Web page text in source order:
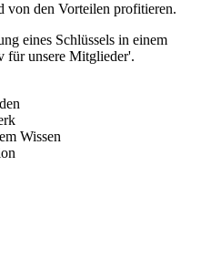
von den Vorteilen profitieren.
Wissen